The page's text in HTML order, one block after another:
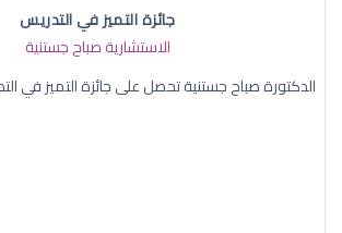
جائزة التميز في التدريس
الاستشارية صباح جستنية
الدكتورة صباح جستنية تحصل على جائزة التميز في